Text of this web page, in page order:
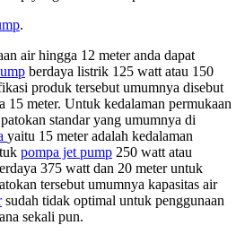
.
air hingga 12 meter anda dapat
berdaya listrik 125 watt atau 150
produk tersebut umumnya disebut
15 meter. Untuk kedalaman permukaan
standar yang umumnya di
yaitu 15 meter adalah kedalaman
pompa jet pump 250 watt atau
375 watt dan 20 meter untuk
tersebut umumnya kapasitas air
sudah tidak optimal untuk penggunaan
sekali pun.